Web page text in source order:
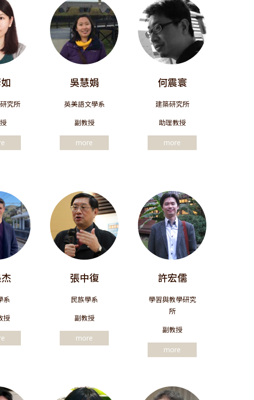
究所
吳慧娟
英美語文學系
副教授
more
何震寰
建築研究所
助理教授
more
系
授
張中復
民族學系
副教授
more
許宏儒
學習與教學研究
所
副教授
more